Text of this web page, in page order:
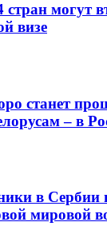
стран могут
визе
станет
– в
в
мировой